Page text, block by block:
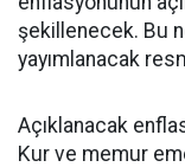
şekillenecek. Bu
yayımlanacak
Açıklanacak
Kur ve memur